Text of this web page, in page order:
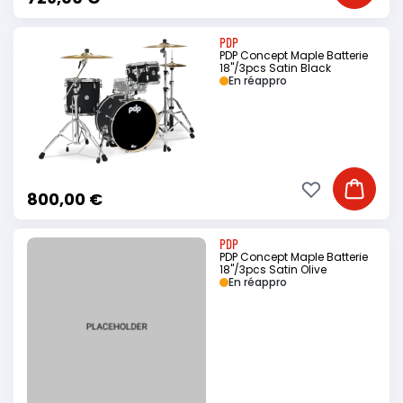
PDP
PDP Concept Maple Batterie
18"/3pcs Satin Black
800,00 €
En réappro
Ajouter
Ajouter à ma
PDP
PDP Concept Maple Batterie
18"/3pcs Satin Olive
En réappro